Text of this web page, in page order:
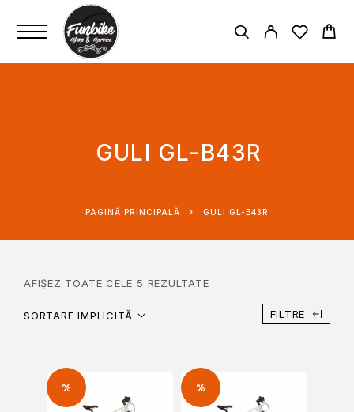
GULI GL-B43R
PAGINĂ PRINCIPALĂ GULI GL-B43R
AFIȘEZ TOATE CELE 5 REZULTATE
SORTARE IMPLICITĂ FILTRE
% %